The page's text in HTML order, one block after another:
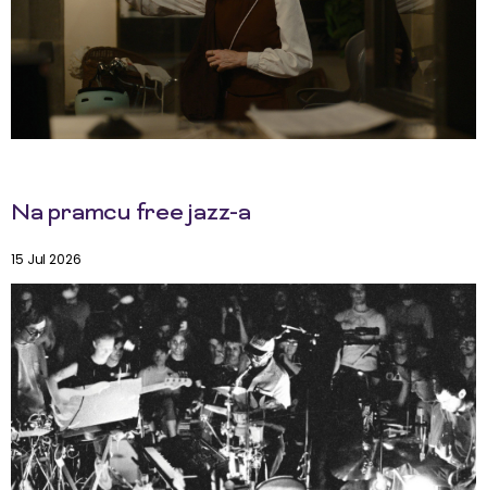
Na pramcu free jazz-a
15 Jul 2026